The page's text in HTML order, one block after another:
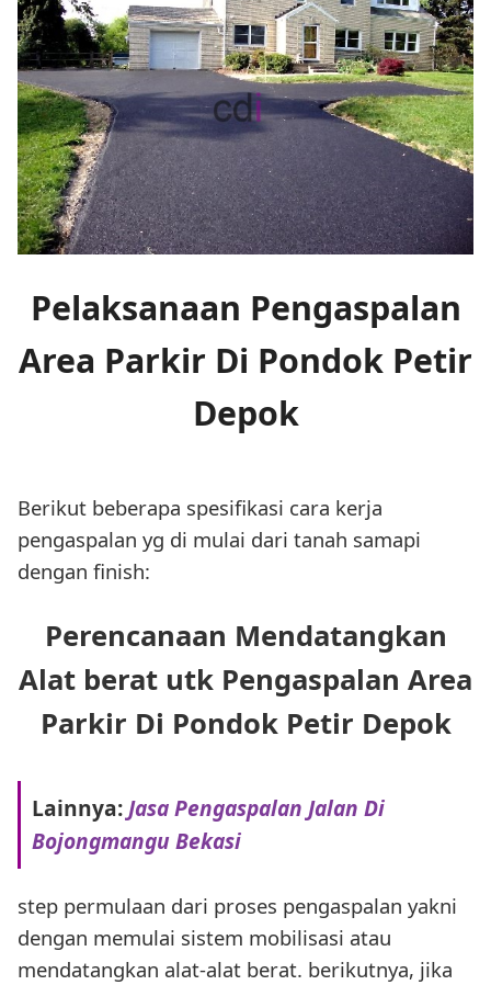
Pelaksanaan Pengaspalan
Area Parkir Di Pondok Petir
Depok
Berikut beberapa spesifikasi cara kerja
pengaspalan yg di mulai dari tanah samapi
dengan finish:
Perencanaan Mendatangkan
Alat berat utk Pengaspalan Area
Parkir Di Pondok Petir Depok
Lainnya:Jasa Pengaspalan Jalan Di
Bojongmangu Bekasi
step permulaan dari proses pengaspalan yakni
dengan memulai sistem mobilisasi atau
mendatangkan alat-alat berat. berikutnya, jika